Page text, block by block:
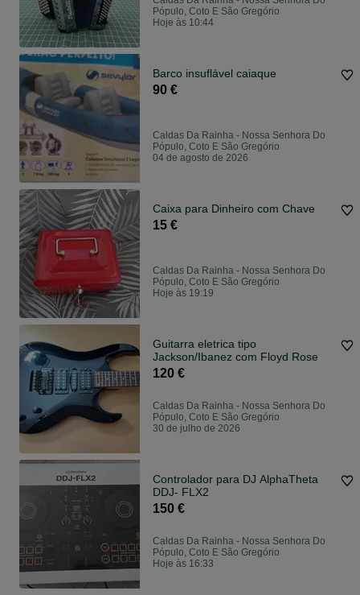
Pópulo, Coto E São Gregório
Hoje às 10:44
Barco insuflável caiaque
90 €
Caldas Da Rainha - Nossa Senhora Do
Pópulo, Coto E São Gregório
04 de agosto de 2026
Caixa para Dinheiro com Chave
15 €
Caldas Da Rainha - Nossa Senhora Do
Pópulo, Coto E São Gregório
Hoje às 19:19
Guitarra eletrica tipo
Jackson/Ibanez com Floyd Rose
120 €
Caldas Da Rainha - Nossa Senhora Do
Pópulo, Coto E São Gregório
30 de julho de 2026
Controlador para DJ AlphaTheta
DDJ- FLX2
150 €
Caldas Da Rainha - Nossa Senhora Do
Pópulo, Coto E São Gregório
Hoje às 16:33